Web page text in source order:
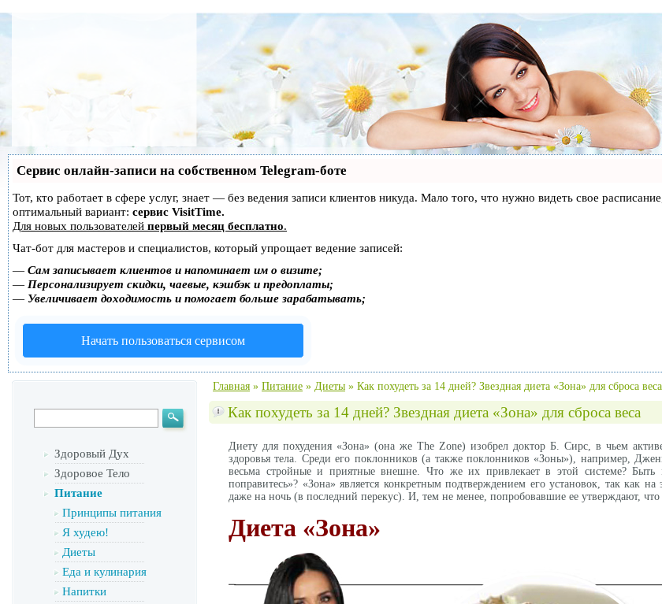
Сервис онлайн-записи на собственном Telegram-боте
Тот, кто работает в сфере услуг, знает — без ведения записи клиентов никуда. Мало того, что нужно видеть свое
оптимальный вариант: сервис VisitTime.
Для новых пользователей первый месяц бесплатно.
Чат-бот для мастеров и специалистов, который упрощает ведение записей:
— Сам записывает клиентов и напоминает им о визите;
— Персонализирует скидки, чаевые, кэшбэк и предоплаты;
— Увеличивает доходимость и помогает больше зарабатывать;
Начать пользоваться сервисом
Здоровый Дух
Здоровое Тело
Питание
Принципы питания
Я худею!
Диеты
Еда и кулинария
Напитки
Главная » Питание » Диеты » Как похудеть за 14 дней? Звездная диета «Зона» для сброса веса
Как похудеть за 14 дней? Звездная диета «Зона» для сброса веса
Диету для похудения «Зона» (она же The Zone) изобрел доктор Б. Сирс, в чьем
здоровья тела. Среди его поклонников (а также поклонников «Зоны»), например,
весьма стройные и приятные внешне. Что же их привлекает в этой системе?
поправитесь»? «Зона» является конкретным подтверждением его установок, так как
даже на ночь (в последний перекус). И, тем не менее, попробовавшие ее утверждают,
Диета «Зона»